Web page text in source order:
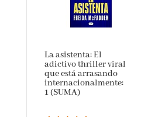
La asistenta: El
adictivo thriller
viral que está
arrasando
internacionalmente:
1 (SUMA)